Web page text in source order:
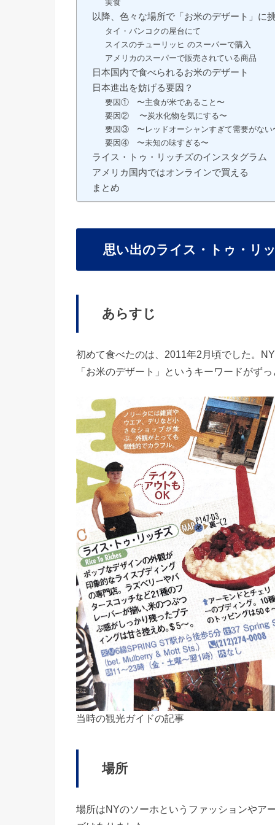
実食
以降、色々な場所で「お米のデザート」に
タイ・バンコクの屋台にて
スイスのチューリッヒ のスーパーで購入
アメリカのスーパーで販売されている商品
日本国内で食べられるお米のデザート
日本進出を妨げる要因？
要因① 〜主食が米であること〜
要因② 〜炭水化物を気にする〜
要因③ 〜レッドオーシャンすぎて需要がない
要因④ 〜未知の味すぎる〜
ライス・トゥ・リッチズのインスタグラム
アメリカ国内ではオンラインで買える
まとめ
思い出のライス・トゥ・リ
あらすじ
初めて食べたのは、2011年2月頃でした。
「お米のデザート」というキーワードがず
当時の観光ガイドの記事
場所
場所はNYのソーホというファッションやア